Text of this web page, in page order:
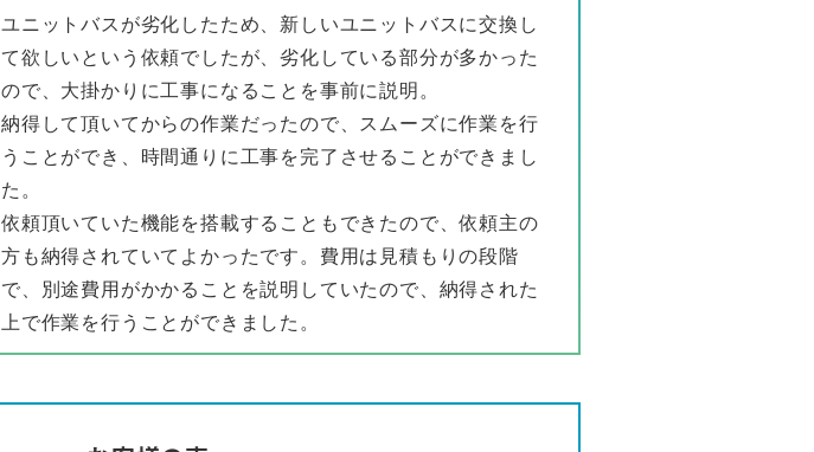
ユニットバスが劣化したため、新しいユニットバスに交換し
て欲しいという依頼でしたが、劣化している部分が多かった
ので、大掛かりに工事になることを事前に説明。
納得して頂いてからの作業だったので、スムーズに作業を行
うことができ、時間通りに工事を完了させることができまし
た。
依頼頂いていた機能を搭載することもできたので、依頼主の
方も納得されていてよかったです。費用は見積もりの段階
で、別途費用がかかることを説明していたので、納得された
上で作業を行うことができました。